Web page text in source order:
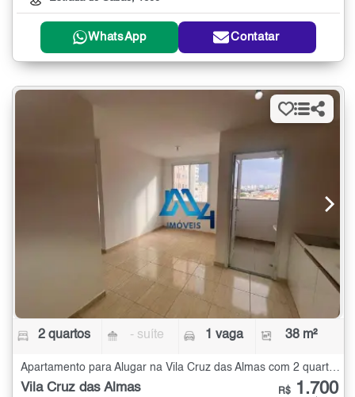
WhatsApp Contatar
2 quartos - suíte 1 vaga 38 m²
Vila Cruz das Almas R$ 1.700